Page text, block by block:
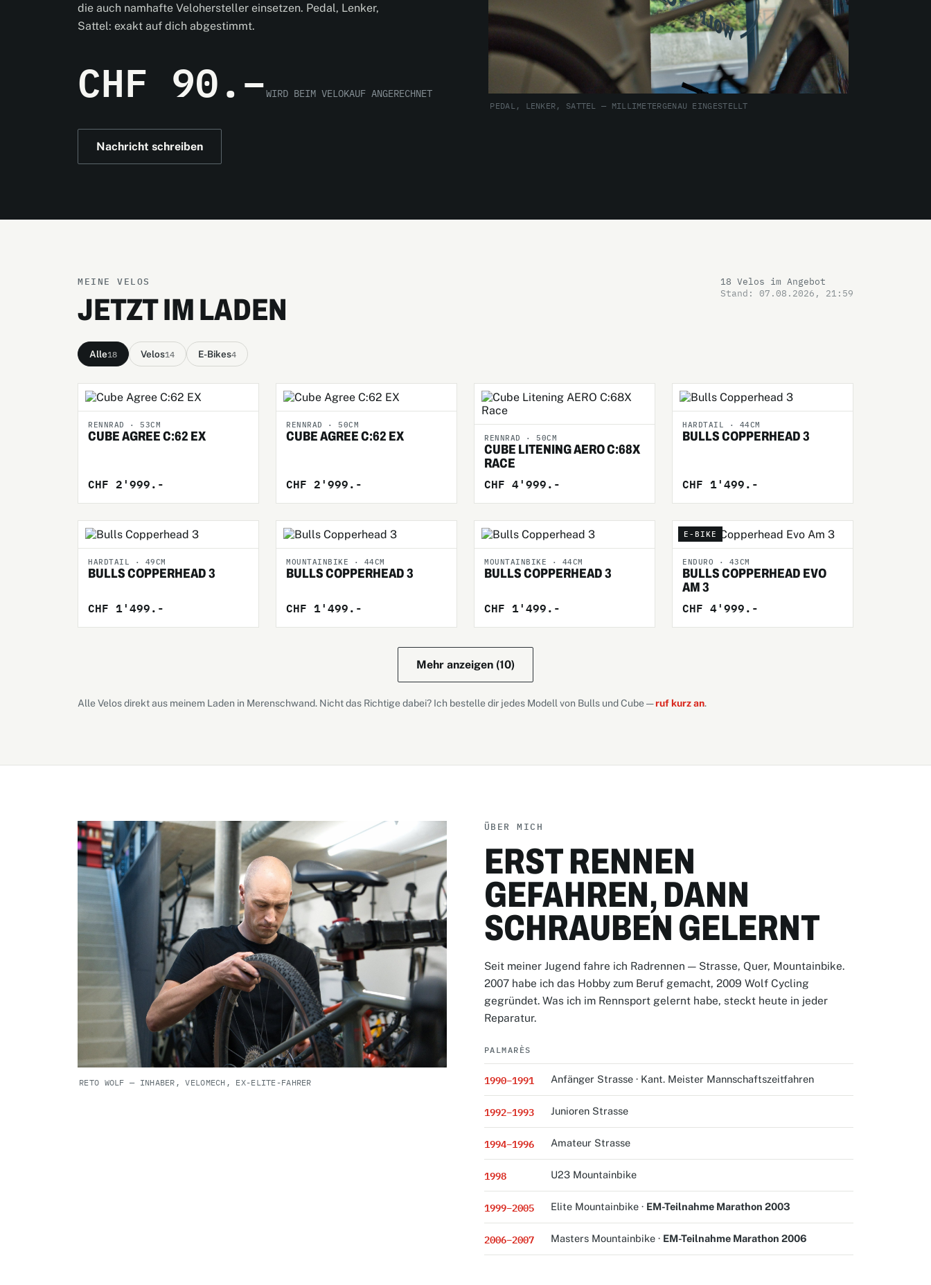
die auch namhafte Velohersteller einsetzen. Pedal, Lenker,
Sattel: exakt auf dich abgestimmt.
CHF 90.–WIRD BEIM VELOKAUF ANGERECHNET
Nachricht schreiben
PEDAL, LENKER, SATTEL — MILLIMETERGENAU EINGESTELLT
MEINE VELOS
JETZT IM LADEN
18 Velos im Angebot
Stand: 07.08.2026, 21:59
Alle18 Velos14 E-Bikes4
RENNRAD · 53CM
CUBE AGREE C:62 EX
CHF 2'999.-
RENNRAD · 50CM
CUBE AGREE C:62 EX
CHF 2'999.-
RENNRAD · 50CM
CUBE LITENING AERO C:68X
RACE
CHF 4'999.-
HARDTAIL · 44CM
BULLS COPPERHEAD 3
CHF 1'499.-
HARDTAIL · 49CM
BULLS COPPERHEAD 3
CHF 1'499.-
MOUNTAINBIKE · 44CM
BULLS COPPERHEAD 3
CHF 1'499.-
MOUNTAINBIKE · 44CM
BULLS COPPERHEAD 3
CHF 1'499.-
E-BIKE
ENDURO · 43CM
BULLS COPPERHEAD EVO
AM 3
CHF 4'999.-
Mehr anzeigen (10)
Alle Velos direkt aus meinem Laden in Merenschwand. Nicht das Richtige dabei? Ich bestelle dir jedes Modell von Bulls und Cube —ruf kurz an.
RETO WOLF — INHABER, VELOMECH, EX-ELITE-FAHRER
ÜBER MICH
ERST RENNEN
GEFAHREN, DANN
SCHRAUBEN GELERNT
Seit meiner Jugend fahre ich Radrennen — Strasse, Quer, Mountainbike.
2007 habe ich das Hobby zum Beruf gemacht, 2009 Wolf Cycling
gegründet. Was ich im Rennsport gelernt habe, steckt heute in jeder
Reparatur.
PALMARÈS
1990–1991 Anfänger Strasse · Kant. Meister Mannschaftszeitfahren
1992–1993 Junioren Strasse
1994–1996 Amateur Strasse
1998 U23 Mountainbike
1999–2005 Elite Mountainbike · EM-Teilnahme Marathon 2003
2006–2007 Masters Mountainbike · EM-Teilnahme Marathon 2006